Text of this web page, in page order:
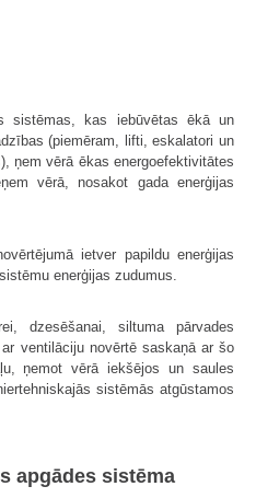
sistēmas, kas iebūvētas ēkā un
(piemēram, lifti, eskalatori un
ņem vērā ēkas energoefektivitātes
vērā, nosakot gada enerģijas
ietver papildu enerģijas
enerģijas zudumus.
dzesēšanai, siltuma pārvades
ventilāciju novērtē saskaņā ar šo
ņemot vērā iekšējos un saules
sistēmās atgūstamos
apgādes sistēma